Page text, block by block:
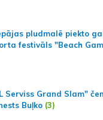
pludmalē piekto
festivāls "Beach
Serviss Grand Slam"
Buļko (3)